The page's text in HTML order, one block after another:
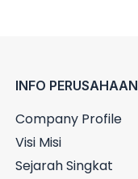
INFO PERUSAHAAN
Company Profile
Visi Misi
Sejarah Singkat